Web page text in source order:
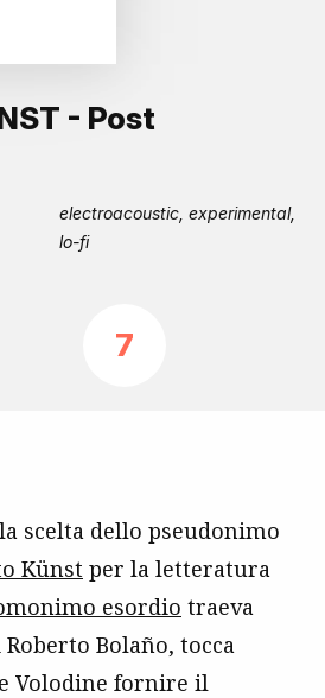
- Post
electroacoustic, experimental,
lo-fi
7
scelta dello pseudonimo
Künst per la letteratura
esordio traeva
Bolaño, tocca
Volodine fornire il